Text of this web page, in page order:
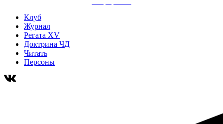
Клуб
Журнал
Регата XV
Доктрина ЧД
Читать
Персоны